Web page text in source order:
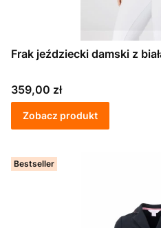
Frak jeździecki damski z
Cena
359,00 zł
Zobacz produkt
Bestseller